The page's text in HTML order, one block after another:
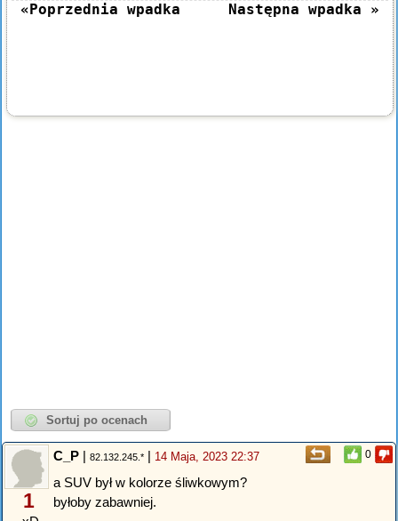
«Poprzednia wpadka Następna wpadka »
0
1
C_P | 82.132.245.* | 14 Maja, 2023 22:37
a SUV był w kolorze śliwkowym?
byłoby zabawniej.